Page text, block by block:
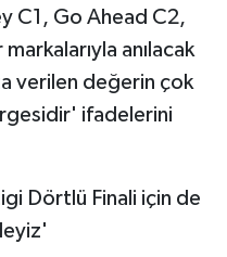
C1, Go Ahead C2,
markalarıyla anılacak
verilen değerin çok
ifadelerini
Dörtlü Finali için de